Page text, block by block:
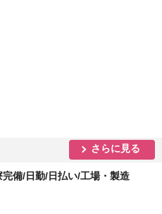
さらに見る
備/日勤/日払い/工場・製造